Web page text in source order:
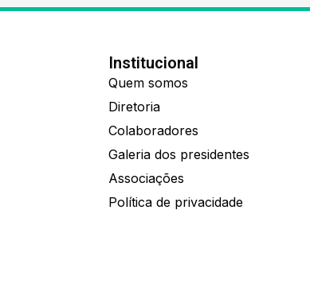
Institucional
Quem somos
Diretoria
Colaboradores
Galeria dos presidentes
Associações
Política de privacidade